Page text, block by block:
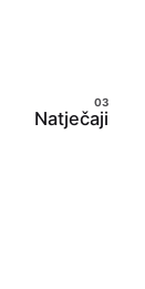
Natječaji